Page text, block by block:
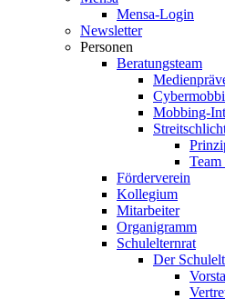
Mensa-Login
Newsletter
Personen
Beratungsteam
Mobbing-
Förderverein
Kollegium
Mitarbeiter
Organigramm
Schulelternrat
Der